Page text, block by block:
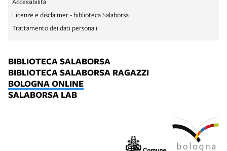
Licenze e disclaimer - biblioteca Salaborsa
Trattamento dei dati personali
BIBLIOTECA SALABORSA
BIBLIOTECA SALABORSA RAGAZZI
BOLOGNA ONLINE
SALABORSA LAB